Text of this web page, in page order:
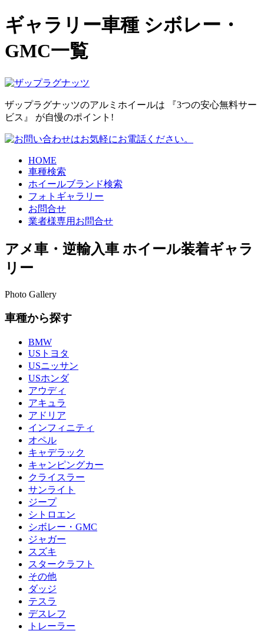
ギャラリー車種 シボレー・
GMC一覧
ザップラグナッツのアルミホイールは
『3つの安心無料サー
ビス』 が自慢のポイント!
HOME
車種検索
ホイールブランド検索
フォトギャラリー
お問合せ
業者様専用お問合せ
アメ車・逆輸入車 ホイール装着ギャラ
リー
Photo Gallery
車種から探す
BMW
USトヨタ
USニッサン
USホンダ
アウディ
アキュラ
アドリア
インフィニティ
オペル
キャデラック
キャンピングカー
クライスラー
サンライト
ジープ
シトロエン
シボレー・GMC
ジャガー
スズキ
スタークラフト
その他
ダッジ
テスラ
デスレフ
トレーラー